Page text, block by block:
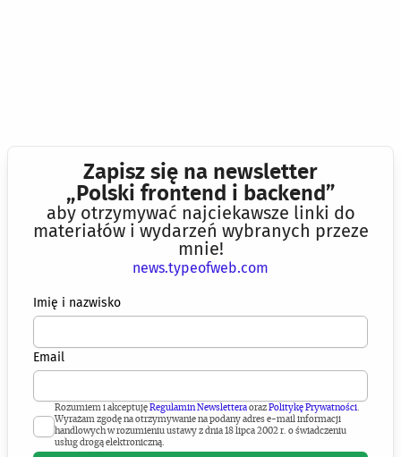
Zapisz się na newsletter
„Polski frontend i backend”
aby otrzymywać najciekawsze linki do
materiałów i wydarzeń wybranych przeze
mnie!
news.typeofweb.com
Imię i nazwisko
Email
Rozumiem i akceptujęRegulamin NewsletteraorazPolitykę Prywatności.
Wyrażam zgodę na otrzymywanie na podany adres e-mail informacji
handlowych w rozumieniu ustawy z dnia 18 lipca 2002 r. o świadczeniu
usług drogą elektroniczną.